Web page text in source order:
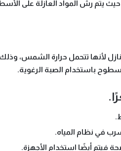
يتم رش المواد العازلة على
لأنها تتحمل حرارة الشمس،
باستخدام الصبة الرغوية.
في نظام المياه.
فيتم أيضًا استخدام الأجهزة.